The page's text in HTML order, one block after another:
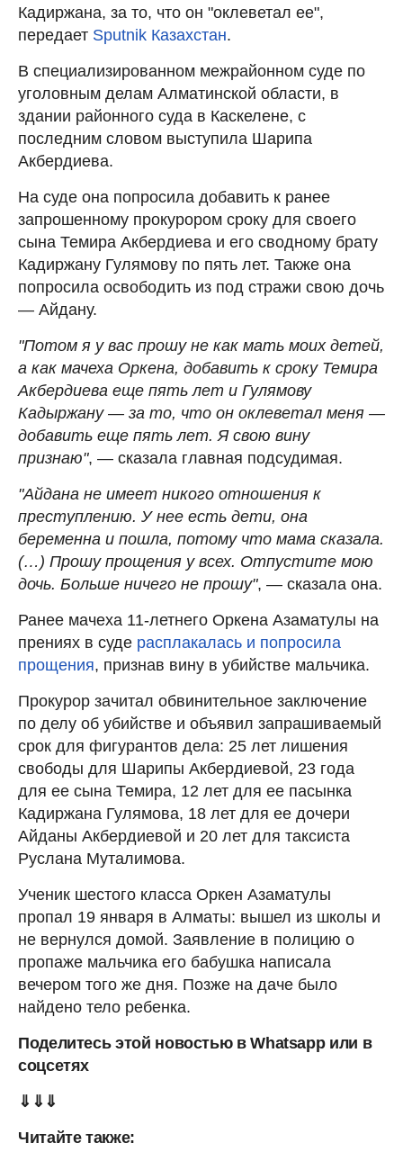
Кадиржана, за то, что он "оклеветал ее",
передает Sputnik Казахстан.
В специализированном межрайонном суде по
уголовным делам Алматинской области, в
здании районного суда в Каскелене, с
последним словом выступила Шарипа
Акбердиева.
На суде она попросила добавить к ранее
запрошенному прокурором сроку для своего
сына Темира Акбердиева и его сводному брату
Кадиржану Гулямову по пять лет. Также она
попросила освободить из под стражи свою дочь
— Айдану.
"Потом я у вас прошу не как мать моих детей,
а как мачеха Оркена, добавить к сроку Темира
Акбердиева еще пять лет и Гулямову
Кадыржану — за то, что он оклеветал меня —
добавить еще пять лет. Я свою вину
признаю", — сказала главная подсудимая.
"Айдана не имеет никого отношения к
преступлению. У нее есть дети, она
беременна и пошла, потому что мама сказала.
(…) Прошу прощения у всех. Отпустите мою
дочь. Больше ничего не прошу", — сказала она.
Ранее мачеха 11-летнего Оркена Азаматулы на
прениях в суде расплакалась и попросила
прощения, признав вину в убийстве мальчика.
Прокурор зачитал обвинительное заключение
по делу об убийстве и объявил запрашиваемый
срок для фигурантов дела: 25 лет лишения
свободы для Шарипы Акбердиевой, 23 года
для ее сына Темира, 12 лет для ее пасынка
Кадиржана Гулямова, 18 лет для ее дочери
Айданы Акбердиевой и 20 лет для таксиста
Руслана Муталимова.
Ученик шестого класса Оркен Азаматулы
пропал 19 января в Алматы: вышел из школы и
не вернулся домой. Заявление в полицию о
пропаже мальчика его бабушка написала
вечером того же дня. Позже на даче было
найдено тело ребенка.
Поделитесь этой новостью в Whatsapp или в
соцсетях
⇓⇓⇓
Читайте также: